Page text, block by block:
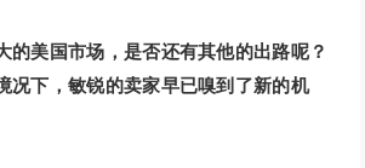
的美国市场，是否还有其他的出路呢？
况下，敏锐的卖家早已嗅到了新的机